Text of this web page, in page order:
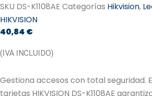
SKU DS-K1108AE Categorías Hikvision,
HIKVISION
40,84 €
(IVA INCLUIDO)
Gestiona accesos con total seguridad.
tarjetas HIKVISION DS-K1108AE